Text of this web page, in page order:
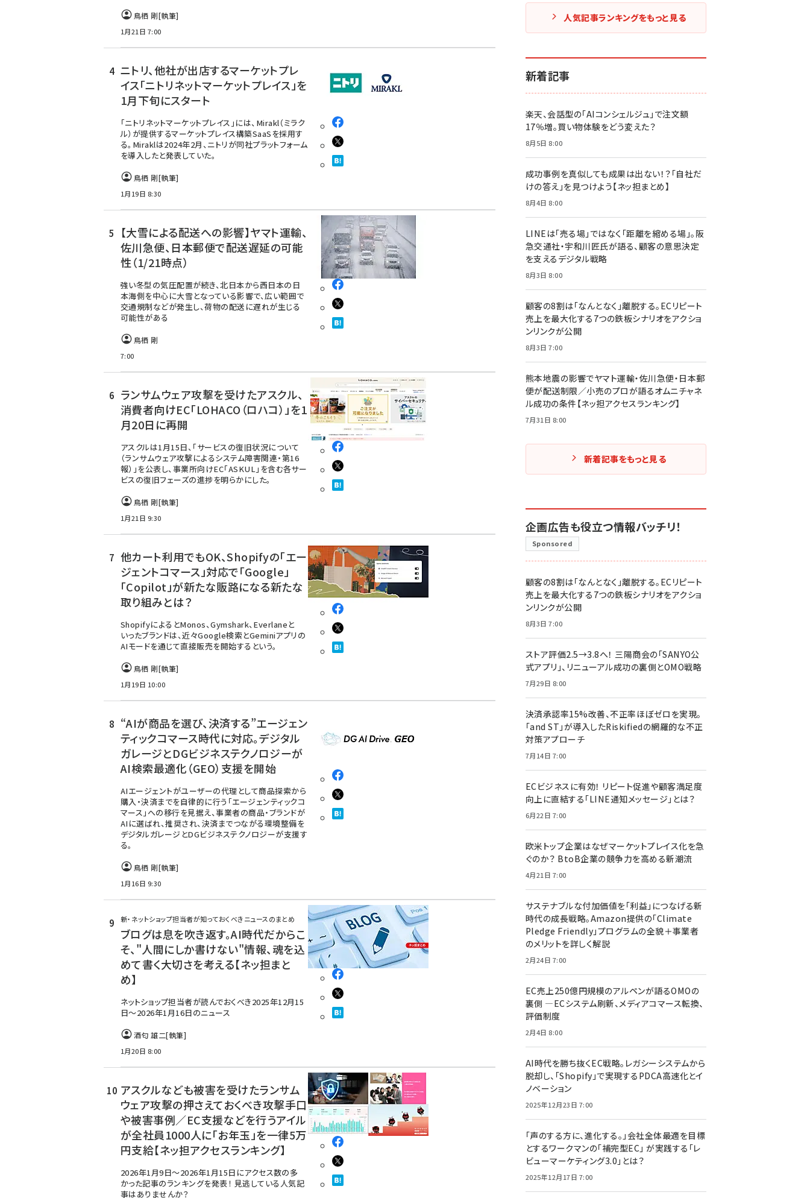
鳥栖 剛[執筆]
1月21日 7:00
ニトリ、他社が出店するマーケットプレ
イス「ニトリネットマーケットプレイス」を
1月下旬にスタート
「ニトリネットマーケットプレイス」には、Mirakl（ミラク
ル）が提供するマーケットプレイス構築SaaSを採用す
る。Miraklは2024年2月、ニトリが同社プラットフォーム
を導入したと発表していた。
鳥栖 剛[執筆]
1月19日 8:30
【大雪による配送への影響】ヤマト運輸、
佐川急便、日本郵便で配送遅延の可能
性（1/21時点）
強い冬型の気圧配置が続き、北日本から西日本の日
本海側を中心に大雪となっている影響で、広い範囲で
交通規制などが発生し、荷物の配送に遅れが生じる
可能性がある
鳥栖 剛
7:00
ランサムウェア攻撃を受けたアスクル、
消費者向けEC「LOHACO（ロハコ）」を1
月20日に再開
アスクルは1月15日、「サービスの復旧状況について
（ランサムウェア攻撃によるシステム障害関連・第16
報）」を公表し、事業所向けEC「ASKUL」を含む各サー
ビスの復旧フェーズの進捗を明らかにした。
鳥栖 剛[執筆]
1月21日 9:30
他カート利用でもOK、Shopifyの「エー
ジェントコマース」対応で「Google」
「Copilot」が新たな販路になる新たな
取り組みとは？
ShopifyによるとMonos、Gymshark、Everlaneと
いったブランドは、近々Google検索とGeminiアプリの
AIモードを通じて直接販売を開始するという。
鳥栖 剛[執筆]
1月19日 10:00
“AIが商品を選び、決済する”エージェン
ティックコマース時代に対応。デジタル
ガレージとDGビジネステクノロジーが
AI検索最適化（GEO）支援を開始
AIエージェントがユーザーの代理として商品探索から
購入・決済までを自律的に行う「エージェンティックコ
マース」への移行を見据え、事業者の商品・ブランドが
AIに選ばれ、推奨され、決済までつながる環境整備を
デジタルガレージとDGビジネステクノロジーが支援す
る。
鳥栖 剛[執筆]
1月16日 9:30
新・ネットショップ担当者が知っておくべきニュースのまとめ
ブログは息を吹き返す。AI時代だからこ
そ、"人間にしか書けない"情報、魂を込
めて書く大切さを考える【ネッ担まと
め】
ネットショップ担当者が読んでおくべき2025年12月15
日～2026年1月16日のニュース
酒匂 雄二[執筆]
1月20日 8:00
アスクルなども被害を受けたランサム
ウェア攻撃の押さえておくべき攻撃手口
や被害事例／EC支援などを行うアイル
が全社員1000人に「お年玉」を一律5万
円支給【ネッ担アクセスランキング】
2026年1月9日～2026年1月15日にアクセス数の多
かった記事のランキングを発表！ 見逃している人気記
事はありませんか？
人気記事ランキングをもっと見る
新着記事
楽天、会話型の「AIコンシェルジュ」で注文額
17％増。買い物体験をどう変えた？
8月5日 8:00
成功事例を真似しても成果は出ない！？「自社だ
けの答え」を見つけよう【ネッ担まとめ】
8月4日 8:00
LINEは「売る場」ではなく「距離を縮める場」。阪
急交通社・宇和川匠氏が語る、顧客の意思決定
を支えるデジタル戦略
8月3日 8:00
顧客の8割は「なんとなく」離脱する。ECリピート
売上を最大化する7つの鉄板シナリオをアクショ
ンリンクが公開
8月3日 7:00
熊本地震の影響でヤマト運輸・佐川急便・日本郵
便が配送制限／小売のプロが語るオムニチャネ
ル成功の条件【ネッ担アクセスランキング】
7月31日 8:00
新着記事をもっと見る
企画広告も役立つ情報バッチリ！
Sponsored
顧客の8割は「なんとなく」離脱する。ECリピート
売上を最大化する7つの鉄板シナリオをアクショ
ンリンクが公開
8月3日 7:00
ストア評価2.5→3.8へ！ 三陽商会の「SANYO公
式アプリ」、リニューアル成功の裏側とOMO戦略
7月29日 8:00
決済承認率15%改善、不正率ほぼゼロを実現。
「and ST」が導入したRiskifiedの網羅的な不正
対策アプローチ
7月14日 7:00
ECビジネスに有効！ リピート促進や顧客満足度
向上に直結する「LINE通知メッセージ」とは？
6月22日 7:00
欧米トップ企業はなぜマーケットプレイス化を急
ぐのか？ BtoB企業の競争力を高める新潮流
4月21日 7:00
サステナブルな付加価値を「利益」につなげる新
時代の成長戦略。Amazon提供の「Climate
Pledge Friendly」プログラムの全貌＋事業者
のメリットを詳しく解説
2月24日 7:00
EC売上250億円規模のアルペンが語るOMOの
裏側 ―ECシステム刷新、メディアコマース転換、
評価制度
2月4日 8:00
AI時代を勝ち抜くEC戦略。レガシーシステムから
脱却し、「Shopify」で実現するPDCA高速化とイ
ノベーション
2025年12月23日 7:00
「声のする方に、進化する。」会社全体最適を目標
とするワークマンの「補完型EC」 が実践する「レ
ビューマーケティング3.0」とは？
2025年12月17日 7:00